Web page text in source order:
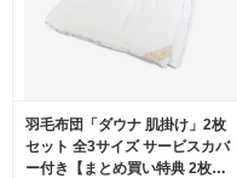
羽毛布団「ダウナ 肌掛け」2枚
セット 全3サイズ サービスカバ
ー付き【まとめ買い特典 2枚ご